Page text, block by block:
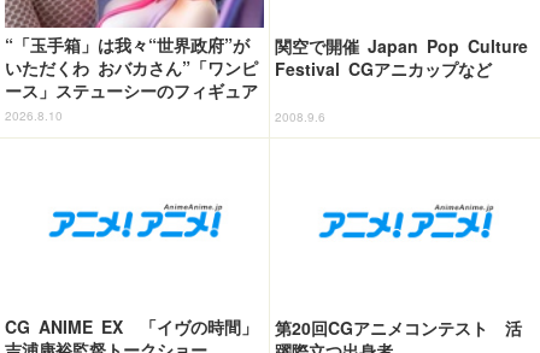
“「玉手箱」は我々“世界政府”が
いただくわ おバカさん”「ワンピ
ース」ステューシーのフィギュア
が抽選販売スタート！ ミステリ
アスな表情や魅惑的なスタイルを
2026.8.10
関空で開催 Japan Pop Culture
Festival CGアニカップなど
2008.9.6
CG ANIME EX 「イヴの時間」
第20回CGアニメコンテスト 活